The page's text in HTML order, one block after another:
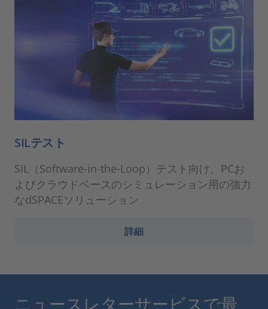
SILテスト
SIL（Software-in-the-Loop）テスト向け、PCお
よびクラウドベースのシミュレーション用の強力
なdSPACEソリューション
詳細
ニュースレターサービスで最